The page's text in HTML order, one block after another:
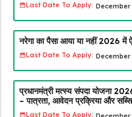
Last Date To Apply: December
नरेगा का पैसा आया या नहीं 2026 में
Last Date To Apply: December
प्रधानमंत्री मत्स्य संपदा योजना
– पात्रता, आवेदन प्रक्रिया और
Last Date To Apply: